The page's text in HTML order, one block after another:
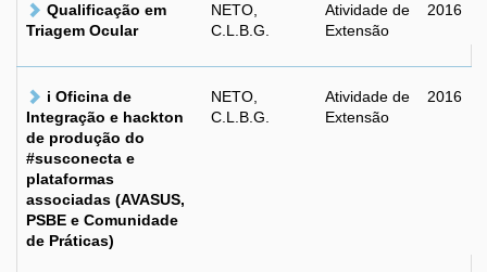
Qualificação em
Triagem Ocular
NETO,
C.L.B.G.
Atividade de
Extensão
2016
i Oficina de
Integração e hackton
de produção do
#susconecta e
plataformas
associadas (AVASUS,
PSBE e Comunidade
de Práticas)
NETO,
C.L.B.G.
Atividade de
Extensão
2016